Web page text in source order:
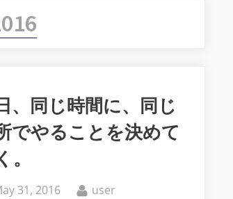
、同じ時間に、同じ
でやることを決めて
。
31, 2016 By
user